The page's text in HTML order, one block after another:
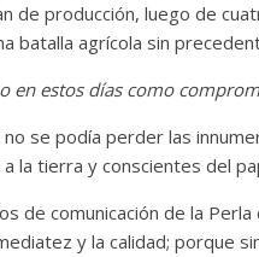
de producción, luego de
batalla agrícola sin
en estos días como
se podía perder las
la tierra y conscientes del
de comunicación de la
y la calidad; porque